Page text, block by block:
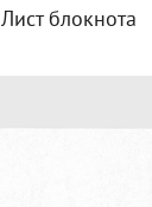
Лист блокнота